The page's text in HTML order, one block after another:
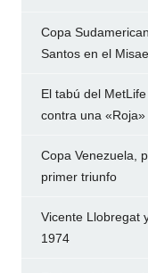
Copa
Santos en el
El tabú del
contra una
Copa Venezuela,
primer triunfo
Vicente Llobregat
1974